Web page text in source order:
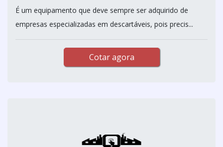
É um equipamento que deve sempre ser adquirido de
empresas especializadas em descartáveis, pois precis...
Cotar agora